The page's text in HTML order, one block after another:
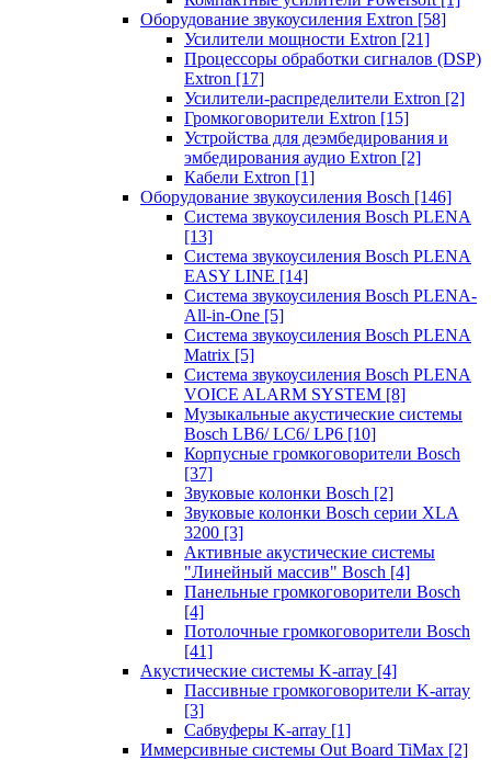
Оборудование звукоусиления Extron [58]
Усилители мощности Extron [21]
Процессоры обработки сигналов (DSP)
Extron [17]
Усилители-распределители Extron [2]
Громкоговорители Extron [15]
Устройства для деэмбедирования и
эмбедирования аудио Extron [2]
Кабели Extron [1]
Оборудование звукоусиления Bosch [146]
Система звукоусиления Bosch PLENA
[13]
Система звукоусиления Bosch PLENA
EASY LINE [14]
Система звукоусиления Bosch PLENA-
All-in-One [5]
Система звукоусиления Bosch PLENA
Matrix [5]
Система звукоусиления Bosch PLENA
VOICE ALARM SYSTEM [8]
Музыкальные акустические системы
Bosch LB6/ LC6/ LP6 [10]
Корпусные громкоговорители Bosch
[37]
Звуковые колонки Bosch [2]
Звуковые колонки Bosch серии XLA
3200 [3]
Активные акустические системы
"Линейный массив" Bosch [4]
Панельные громкоговорители Bosch
[4]
Потолочные громкоговорители Bosch
[41]
Акустические системы K-array [4]
Пассивные громкоговорители K-array
[3]
Сабвуферы K-array [1]
Иммерсивные системы Out Board TiMax [2]